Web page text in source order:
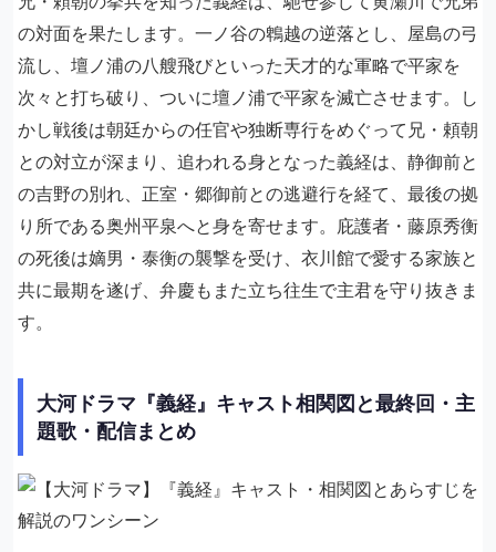
の対面を果たします。一ノ谷の鵯越の逆落とし、屋島の弓
流し、壇ノ浦の八艘飛びといった天才的な軍略で平家を
次々と打ち破り、ついに壇ノ浦で平家を滅亡させます。し
かし戦後は朝廷からの任官や独断専行をめぐって兄・頼朝
との対立が深まり、追われる身となった義経は、静御前と
の吉野の別れ、正室・郷御前との逃避行を経て、最後の拠
り所である奥州平泉へと身を寄せます。庇護者・藤原秀衡
の死後は嫡男・泰衡の襲撃を受け、衣川館で愛する家族と
共に最期を遂げ、弁慶もまた立ち往生で主君を守り抜きま
す。
大河ドラマ『義経』キャスト相関図と最終回・主
題歌・配信まとめ